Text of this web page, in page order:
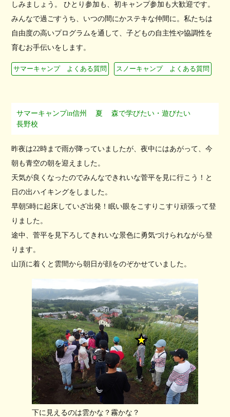
しみましょう。 ひとり参加も、初キャンプ参加も大歓迎です。
みんなで過ごすうち、いつの間にかステキな仲間に。私たちは
自由度の高いプログラムを通して、子どもの自主性や協調性を
育むお手伝いをします。
サマーキャンプ よくある質問 スノーキャンプ よくある質問
サマーキャンプin信州 夏
森で学びたい・遊びたい
長野校
昨夜は22時まで雨が降っていましたが、夜中にはあがって、今
朝も青空の朝を迎えました。
天気が良くなったのでみんなできれいな菅平を見に行こう！と
日の出ハイキングをしました。
早朝5時に起床していざ出発！眠い眼をこすりこすり頑張って登
りました。
途中、菅平を見下ろしてきれいな景色に勇気づけられながら登
ります。
山頂に着くと雲間から朝日が顔をのぞかせていました。
下に見えるのは雲かな？霧かな？